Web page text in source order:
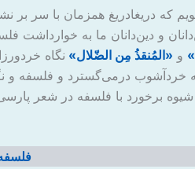
که دریغادریغ همزمان با سر بر
و دین‌دانان ما به خوارداشت
و «المُنقذُ مِن الضّلال» نگاه
خردآشوب درمی‌گسترد و فلسفه
برخورد با فلسفه در شعر